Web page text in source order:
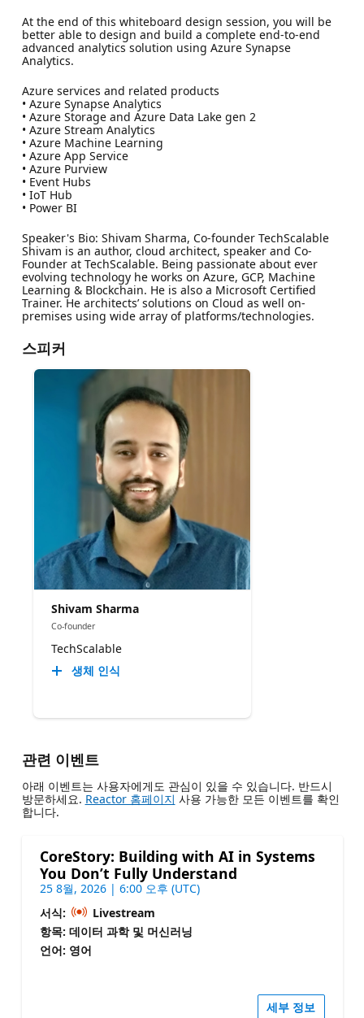
At the end of this whiteboard design session, you will be
better able to design and build a complete end-to-end
advanced analytics solution using Azure Synapse
Analytics.
Azure services and related products
• Azure Synapse Analytics
• Azure Storage and Azure Data Lake gen 2
• Azure Stream Analytics
• Azure Machine Learning
• Azure App Service
• Azure Purview
• Event Hubs
• IoT Hub
• Power BI
Speaker's Bio: Shivam Sharma, Co-founder TechScalable
Shivam is an author, cloud architect, speaker and Co-
Founder at TechScalable. Being passionate about ever
evolving technology he works on Azure, GCP, Machine
Learning & Blockchain. He is also a Microsoft Certified
Trainer. He architects’ solutions on Cloud as well on-
premises using wide array of platforms/technologies.
스피커
Shivam Sharma
Co-founder
TechScalable
생체 인식
관련 이벤트
아래 이벤트는 사용자에게도 관심이 있을 수 있습니다. 반드시
방문하세요. Reactor 홈페이지 사용 가능한 모든 이벤트를 확인
합니다.
CoreStory: Building with AI in Systems
You Don’t Fully Understand
25 8월, 2026 | 6:00 오후 (UTC)
서식:
Livestream
항목: 데이터 과학 및 머신러닝
언어: 영어
세부 정보